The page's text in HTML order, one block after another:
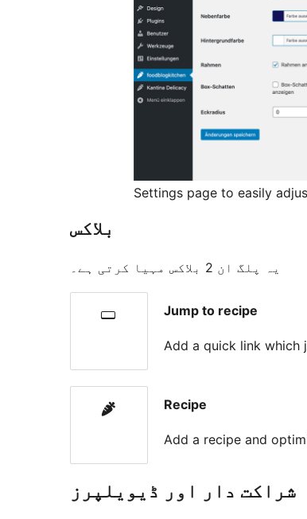
Settings page to easily
بلاکس
یہ پلگ ان 2 بلاکس مہیا کرتی ہے۔
Jump to recipe
Add a quick link which
Recipe
Add a recipe and
شراکت دار اور ڈیویلپرز